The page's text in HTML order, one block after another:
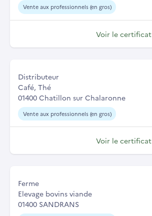
Vente aux professionnels (en gros)
Voir le certificat
Distributeur
Café, Thé
01400 Chatillon sur Chalaronne
Vente aux professionnels (en gros)
Voir le certificat
Ferme
Elevage bovins viande
01400 SANDRANS